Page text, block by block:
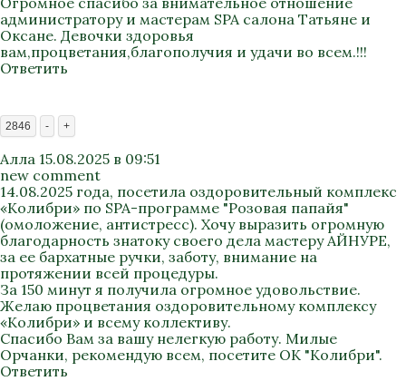
администратору и мастерам SPA салона Татьяне и
Оксане. Девочки здоровья
вам,процветания,благополучия и удачи во всем.!!!
Ответить
2846 - +
Алла 15.08.2025 в 09:51
new comment
14.08.2025 года, посетила оздоровительный комплекс
«Колибри» по SPA-программе "Розовая папайя"
(омоложение, антистресс). Хочу выразить огромную
благодарность знатоку своего дела мастеру АЙНУРЕ,
за ее бархатные ручки, заботу, внимание на
протяжении всей процедуры.
За 150 минут я получила огромное удовольствие.
Желаю процветания оздоровительному комплексу
«Колибри» и всему коллективу.
Спасибо Вам за вашу нелегкую работу. Милые
Орчанки, рекомендую всем, посетите ОК "Колибри".
Ответить